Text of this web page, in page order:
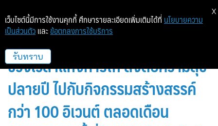
โรบินสันไลฟ์สไตล์ ชวนร่วมแบ่งปัน
ช่วงเวลาแห่งการให้ ส่งต่อความสุข
ปลายปี ไปกับกิจกรรมสร้างสรรค์
กว่า 100 อิเวนต์ ตลอดเดือน
เว็บไซต์นี้มีการใช้งานคุกกี้ ศึกษารายละเอียดเพิ่มเติมได้ที่ นโยบายความ
เป็นส่วนตัว และ ข้อตกลงการใช้บริการ
รับทราบ
X